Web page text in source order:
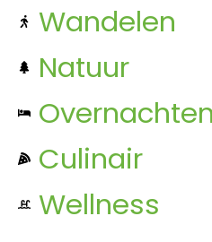
Wandelen
Natuur
Overnachten
Culinair
Wellness